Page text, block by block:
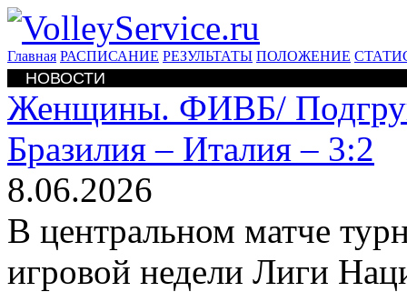
Главная РАСПИСАНИЕ РЕЗУЛЬТАТЫ ПОЛОЖЕНИЕ
НОВОСТИ
Женщины. ФИВБ/
Бразилия – Италия – 3:2
8.06.2026
В центральном матче
игровой недели Лиги